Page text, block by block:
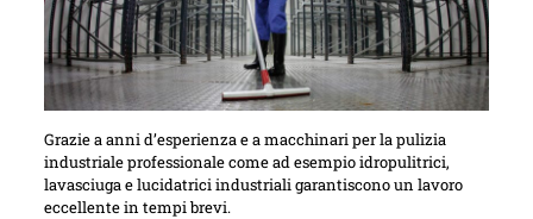
Grazie a anni d’esperienza e a macchinari per la pulizia
industriale professionale come ad esempio idropulitrici,
lavasciuga e lucidatrici industriali garantiscono un lavoro
eccellente in tempi brevi.